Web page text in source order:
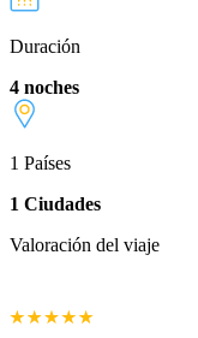
Duración
4 noches
1 Países
1 Ciudades
Valoración del viaje